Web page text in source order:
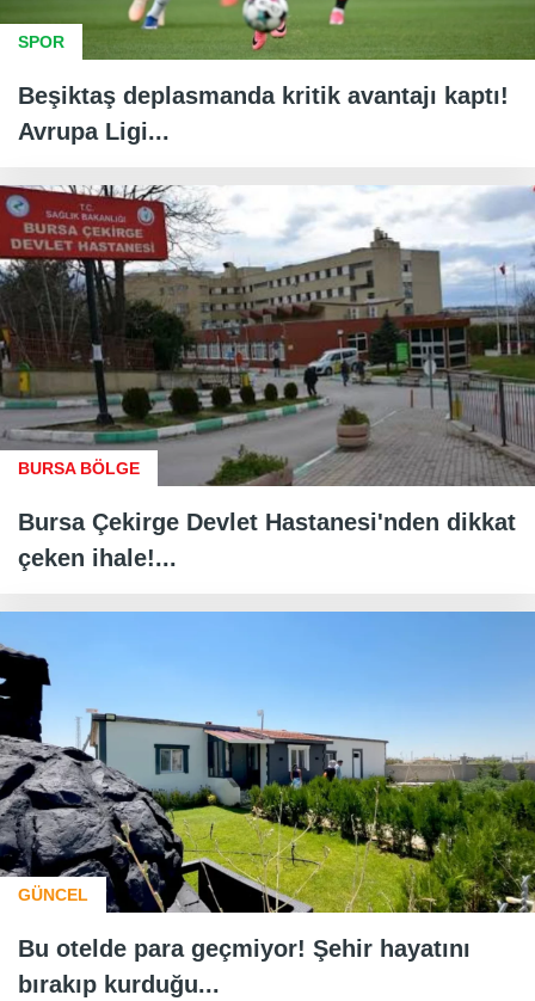
SPOR
Beşiktaş deplasmanda kritik avantajı kaptı!
Avrupa Ligi...
BURSA BÖLGE
Bursa Çekirge Devlet Hastanesi'nden dikkat
çeken ihale!...
GÜNCEL
Bu otelde para geçmiyor! Şehir hayatını
bırakıp kurduğu...